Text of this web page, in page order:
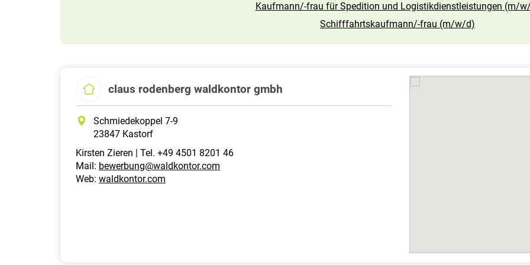
Kaufmann/-frau für Spedition und Logistikdienstleistungen (m/
Schifffahrtskaufmann/-frau (m/w/d)
claus rodenberg waldkontor gmbh
Schmiedekoppel 7-9
23847 Kastorf
Kirsten Zieren | Tel. +49 4501 8201 46
Mail: bewerbung@waldkontor.com
Web: waldkontor.com